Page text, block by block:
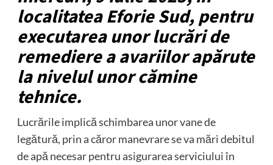
localitatea Eforie Sud, pentru
executarea unor lucrări de
remediere a avariilor apărute
la nivelul unor cămine
tehnice.
Lucrările implică schimbarea unor vane de
legătură, prin a căror manevrare se va mări debitul
de apă necesar pentru asigurarea serviciului în